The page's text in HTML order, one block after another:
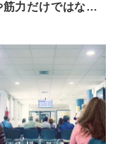
筋力だけではな
度の低下を防ぐ
ジ